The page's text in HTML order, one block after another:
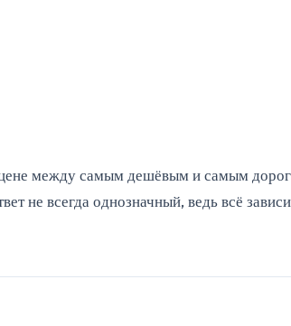
между самым дешёвым и самым
не всегда однозначный, ведь всё